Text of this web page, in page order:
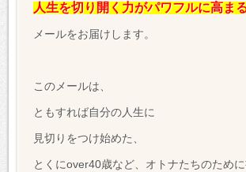
人生を切り開く力がパワフルに高ま
メールをお届けします。
このメールは、
ともすれば自分の人生に
見切りをつけ始めた、
とくにover40歳など、オトナたちのため